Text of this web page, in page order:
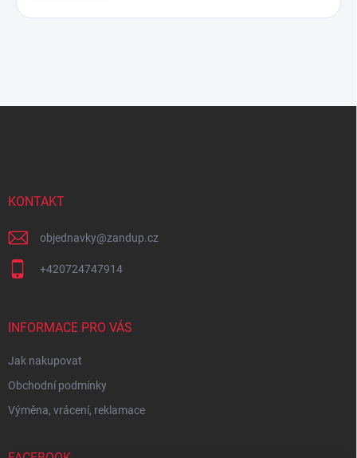
KONTAKT
objednavky@zandup.cz
+420724747914
INFORMACE PRO VÁS
Jak nakupovat
Obchodní podmínky
Výměna, vrácení, reklamace